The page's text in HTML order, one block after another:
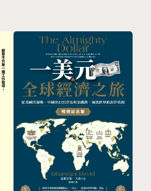
「兼差打工仔」？
現在最時髦的「斜槓青年」
什麼？加法、乘法還是指數
出類拔萃，20％的人差強人
％？你要像選股票一樣選公
的能力圈與舒適圈
自己
換工作的必備武器
：跨學科思維模型
適圈外學習
垮你，你需要高價值開源法
法、指數
錢兼顧
源法，找到最適合你的開源
槓青年是其一